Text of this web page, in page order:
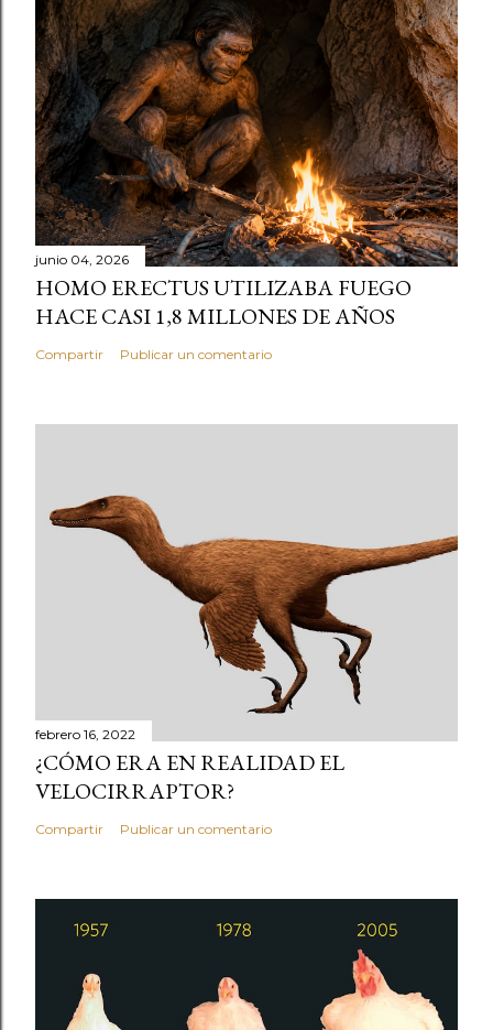
junio 04, 2026
HOMO ERECTUS UTILIZABA FUEGO
HACE CASI 1,8 MILLONES DE AÑOS
Compartir Publicar un comentario
febrero 16, 2022
¿CÓMO ERA EN REALIDAD EL
VELOCIRRAPTOR?
Compartir Publicar un comentario